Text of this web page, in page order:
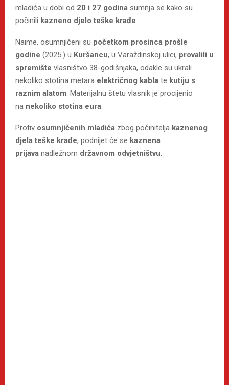
mladića u dobi od 20 i 27 godina sumnja se kako su
počinili kazneno djelo teške krađe.
Naime, osumnjičeni su početkom prosinca prošle
godine (2025.) u Kuršancu, u Varaždinskoj ulici, provalili u
spremište vlasništvo 38-godišnjaka, odakle su ukrali
nekoliko stotina metara električnog kabla te kutiju s
raznim alatom. Materijalnu štetu vlasnik je procijenio
na nekoliko stotina eura.
Protiv osumnjičenih mladića zbog počinitelja kaznenog
djela teške krađe, podnijet će se kaznena
prijava nadležnom državnom odvjetništvu.